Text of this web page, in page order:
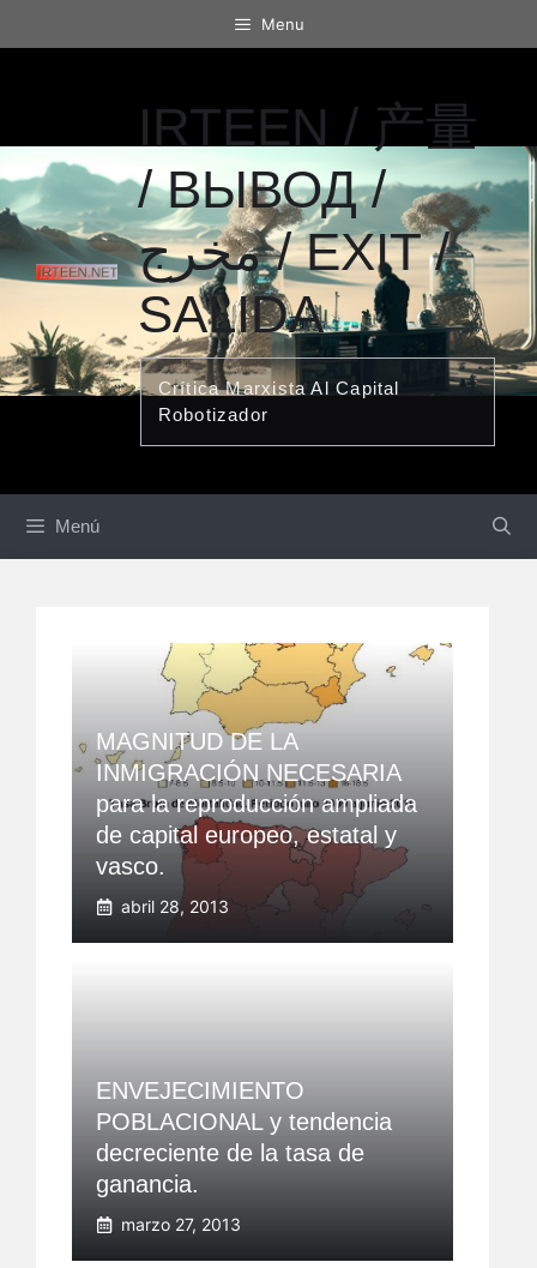
al
Menu
IRTEEN / 产量
/ ВЫВОД /
مخرج / EXIT /
SALIDA
Crítica Marxista Al Capital
Robotizador
Menú
MAGNITUD DE LA
INMIGRACIÓN NECESARIA
para la reproducción ampliada
de capital europeo, estatal y
vasco.
abril 28, 2013
ENVEJECIMIENTO
POBLACIONAL y tendencia
decreciente de la tasa de
ganancia.
marzo 27, 2013